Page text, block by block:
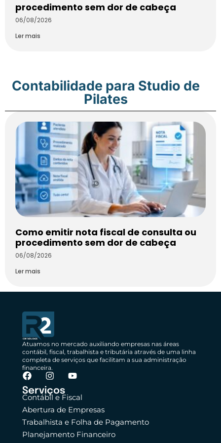
procedimento sem dor de cabeça
06/08/2026
Ler mais
Contabilidade para Studio de
Pilates
Como emitir nota fiscal de consulta ou
procedimento sem dor de cabeça
06/08/2026
Ler mais
Atuamos no mercado auxiliando empresas nas áreas
contábil, fiscal, trabalhista e tributária através de uma linha
completa de serviços que facilitam a sua administração
financeira.
Serviços
Contábil e Fiscal
Abertura de Empresas
Trabalhista e Folha de Pagamento
Planejamento Financeiro